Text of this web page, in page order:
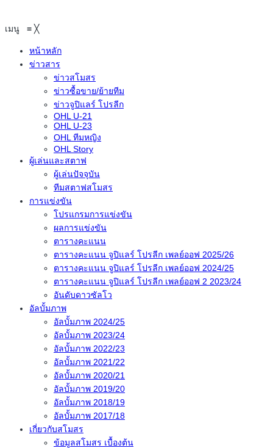
เมนู ≡ ╳
หน้าหลัก
ข่าวสาร
ข่าวสโมสร
ข่าวซื้อขาย/ย้ายทีม
ข่าวจูปิแลร์ โปรลีก
OHL U-21
OHL U-23
OHL ทีมหญิง
OHL Story
ผู้เล่นและสตาฟ
ผู้เล่นปัจจุบัน
ทีมสตาฟสโมสร
การแข่งขัน
โปรแกรมการแข่งขัน
ผลการแข่งขัน
ตารางคะแนน
ตารางคะแนน จูปิแลร์ โปรลีก เพลย์ออฟ 2025/26
ตารางคะแนน จูปิแลร์ โปรลีก เพลย์ออฟ 2024/25
ตารางคะแนน จูปิแลร์ โปรลีก เพลย์ออฟ 2 2023/24
อันดับดาวซัลโว
อัลบั้มภาพ
อัลบั้มภาพ 2024/25
อัลบั้มภาพ 2023/24
อัลบั้มภาพ 2022/23
อัลบั้มภาพ 2021/22
อัลบั้มภาพ 2020/21
อัลบั้มภาพ 2019/20
อัลบั้มภาพ 2018/19
อัลบั้มภาพ 2017/18
เกี่ยวกับสโมสร
ข้อมูลสโมสร เบื้องต้น